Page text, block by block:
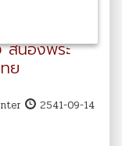
สนองพระ
ย
2541-09-14